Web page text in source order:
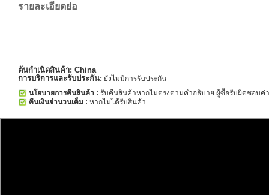
รายละเอียดย่อ
ต้นกำเนิดสินค้า: China
การบริการและรับประกัน: ยังไม่มีการรับประกัน
นโยบายการคืนสินค้า : รับคืนสินค้าหากไม่ตรงตามคำอธิบาย ผู้ซื้อรับผิดชอบค่
คืนเงินจำนวนเต็ม : หากไม่ได้รับสินค้า